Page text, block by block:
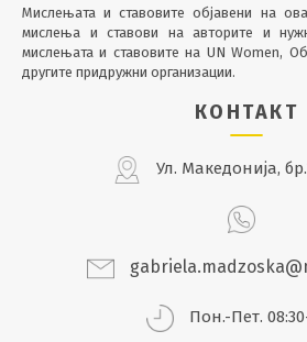
Мислењата и ставовите објавени на
мислења и ставови на авторите и
мислењата и ставовите на UN Women,
другите придружни организации.
КОНТАКТ
Ул. Македонија,
Пон.-Пет.